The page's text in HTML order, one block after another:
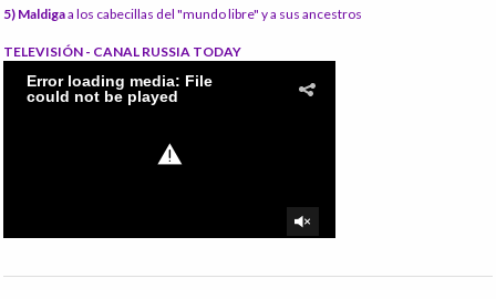
5) Maldigaa los cabecillas del "mundo libre" y a sus ancestros
TELEVISIÓN - CANAL RUSSIA TODAY